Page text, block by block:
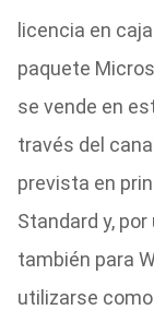
licencia en
paquete
se vende en
través del
prevista en
Standard y,
también para
utilizarse